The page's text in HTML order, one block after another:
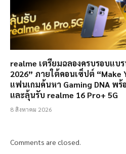
realme เตรียมฉลองครบรอบแบ
2026” ภายใต้คอนเซ็ปต์ “Make
แฟนเกมค้นหา Gaming DNA พ
และลุ้นรับ realme 16 Pro+ 5G
8 สิงหาคม 2026
Comments are closed.